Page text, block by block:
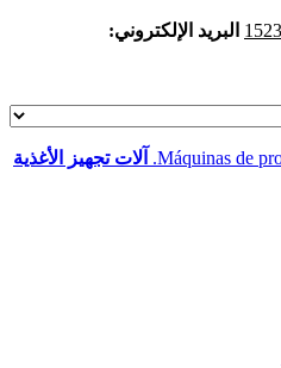
البريد الإلكتروني:
آلات تجهيز الأغذية